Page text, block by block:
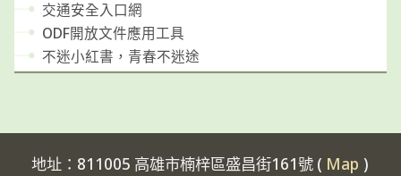
交通安全入口網
ODF開放文件應用工具
不迷小紅書，青春不迷途
地址：811005 高雄市楠梓區盛昌街161號 ( Map )